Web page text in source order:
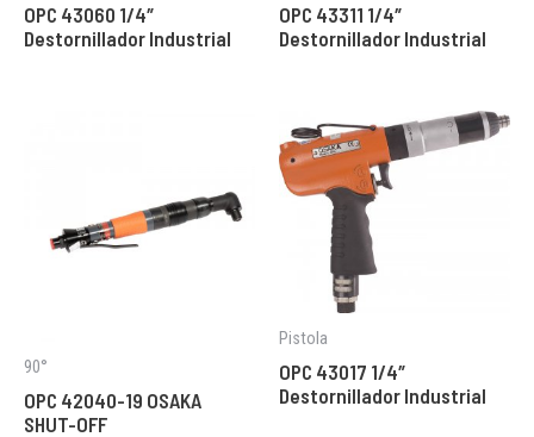
OPC 43060 1/4″
Destornillador Industrial
OPC 43311 1/4″
Destornillador Industrial
90°
OPC 42040-19 OSAKA
SHUT-OFF
Pistola
OPC 43017 1/4″
Destornillador Industrial